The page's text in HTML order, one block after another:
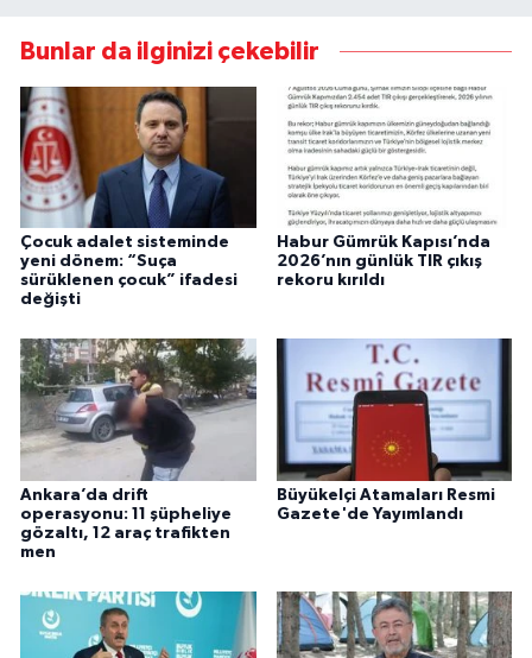
Bunlar da ilginizi çekebilir
Çocuk adalet sisteminde
yeni dönem: “Suça
sürüklenen çocuk” ifadesi
değişti
Habur Gümrük Kapısı’nda
2026’nın günlük TIR çıkış
rekoru kırıldı
Ankara’da drift
operasyonu: 11 şüpheliye
gözaltı, 12 araç trafikten
men
Büyükelçi Atamaları Resmi
Gazete'de Yayımlandı